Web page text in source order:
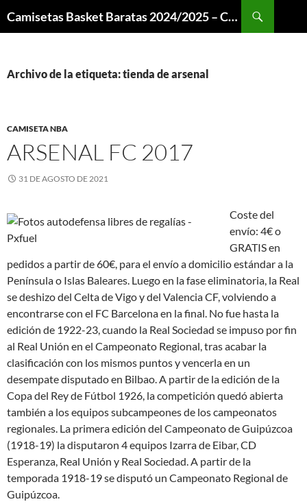
Camisetas Basket Baratas 2024/2025 – Camisetas NBA
Archivo de la etiqueta: tienda de arsenal
CAMISETA NBA
ARSENAL FC 2017
31 DE AGOSTO DE 2021
Coste del
envío: 4€ o
GRATIS en
pedidos a partir de 60€, para el envío a domicilio estándar a la
Península o Islas Baleares. Luego en la fase eliminatoria, la Real
se deshizo del Celta de Vigo y del Valencia CF, volviendo a
encontrarse con el FC Barcelona en la final. No fue hasta la
edición de 1922-23, cuando la Real Sociedad se impuso por fin
al Real Unión en el Campeonato Regional, tras acabar la
clasificación con los mismos puntos y vencerla en un
desempate disputado en Bilbao. A partir de la edición de la
Copa del Rey de Fútbol 1926, la competición quedó abierta
también a los equipos subcampeones de los campeonatos
regionales. La primera edición del Campeonato de Guipúzcoa
(1918-19) la disputaron 4 equipos Izarra de Eibar, CD
Esperanza, Real Unión y Real Sociedad. A partir de la
temporada 1918-19 se disputó un Campeonato Regional de
Guipúzcoa.